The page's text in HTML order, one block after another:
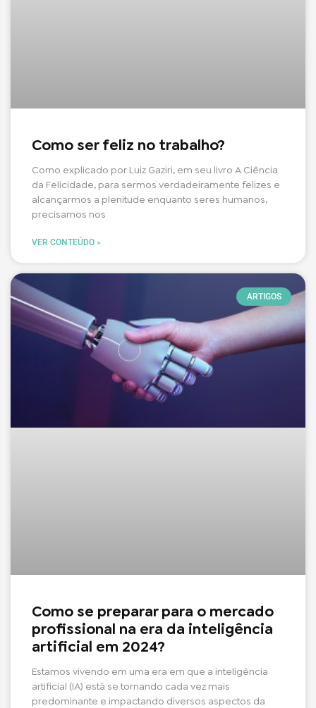
Como ser feliz no trabalho?
Como explicado por Luiz Gaziri, em seu livro A Ciência
da Felicidade, para sermos verdadeiramente felizes e
alcançarmos a plenitude enquanto seres humanos,
precisamos nos
VER CONTEÚDO »
ARTIGOS
Como se preparar para o mercado
profissional na era da inteligência
artificial em 2024?
Estamos vivendo em uma era em que a inteligência
artificial (IA) está se tornando cada vez mais
predominante e impactando diversos aspectos da